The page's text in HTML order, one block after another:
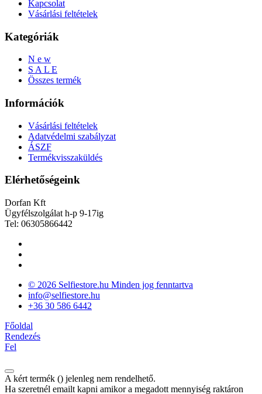
Kapcsolat
Vásárlási feltételek
Kategóriák
N e w
S A L E
Összes termék
Információk
Vásárlási feltételek
Adatvédelmi szabályzat
ÁSZF
Termékvisszaküldés
Elérhetőségeink
Dorfan Kft
Ügyfélszolgálat h-p 9-17ig
Tel: 06305866442
© 2026 Selfiestore.hu Minden jog fenntartva
info@selfiestore.hu
+36 30 586 6442
Főoldal
Rendezés
Fel
A kért termék () jelenleg nem rendelhető.
Ha szeretnél emailt kapni amikor a megadott mennyiség raktáron